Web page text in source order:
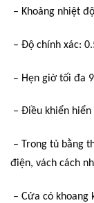
– Khoảng nhiệt
– Độ chính xác:
– Hẹn giờ tối đa
– Điều khiển
– Trong tủ bằng
điện, vách cách
– Cửa có khoang